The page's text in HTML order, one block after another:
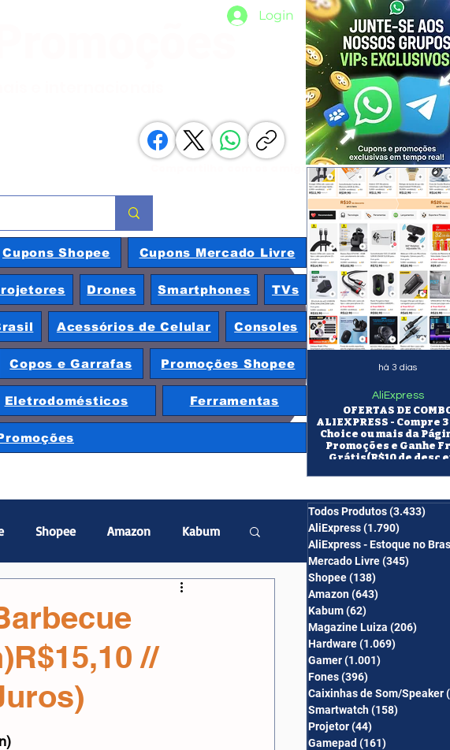
Login
Compartilhe com os amigos
Cupons Shopee Cupons Mercado Livre
Drones Smartphones TVs
Acessórios de Celular Consoles
Copos e Garrafas Promoções Shopee
Eletrodomésticos Ferramentas
OFERTAS DE
ALIEXPRESS - Compre
Choice ou mais da
Promoções e Ganhe
Grátis(R$10 de desc
AliExpress
há 3 dias
Shopee Amazon Kabum
Projetor
Xiaomi Terabyte //
Todos Produtos(3.433)
AliExpress(1.790)
AliExpress - Estoque no
Mercado Livre(345)
Shopee(138)
Amazon(643)
Kabum(62)
Magazine Luiza (206)
Hardware(1.069)
Gamer(1.001)
Fones(396)
Caixinhas de Som/Speaker
Smartwatch(158)
Projetor(44)
Gamepad (161)